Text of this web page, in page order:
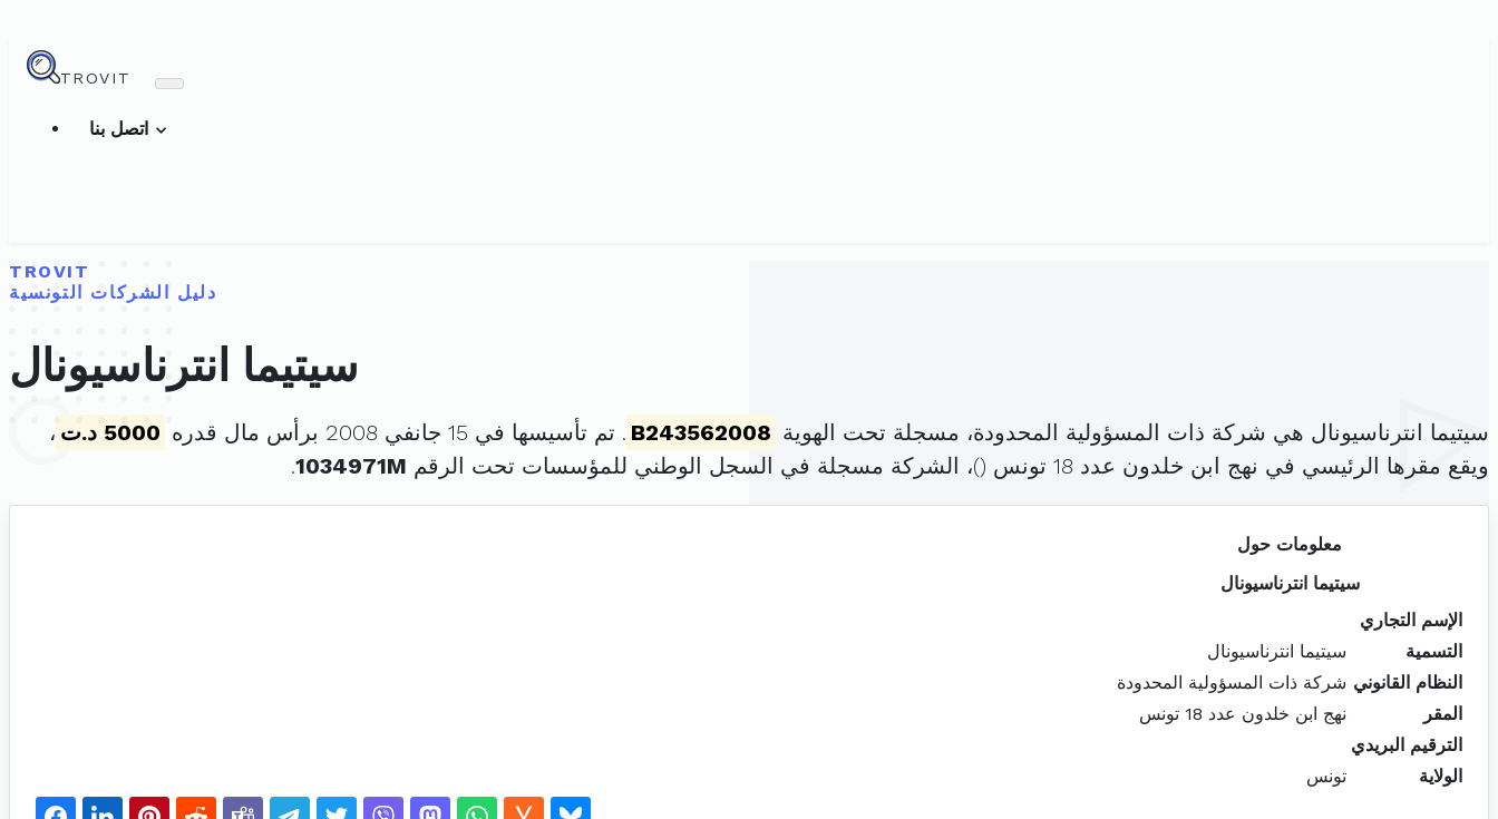
TROVIT
TROVIT
دليل الشركات التونسية
سيتيما انترناسيونال
سيتيما انترناسيونال هي شركة ذات المسؤولية المحدودة، مسجلة تحت الهوية B243562008 . تم تأسيسها في 15 جانفي 2008 برأس مال قدره 5000 د.ت
،
ويقع مقرها الرئيسي في نهج ابن خلدون عدد 18 تونس (
)، الشركة مسجلة في السجل الوطني للمؤسسات تحت الرقم 1034971M
.
معلومات حول
سيتيما انترناسيونال
الإسم التجاري
التسمية
سيتيما انترناسيونال
النظام القانوني شركة ذات المسؤولية المحدودة
المقر
نهج ابن خلدون عدد 18 تونس
الترقيم البريدي
الولاية
تونس